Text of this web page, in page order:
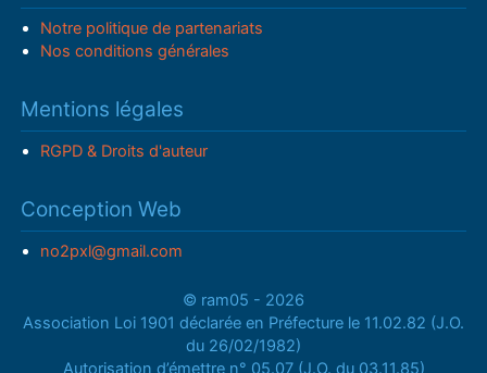
Notre politique de partenariats
Nos conditions générales
Mentions légales
RGPD & Droits d'auteur
Conception Web
no2pxl@gmail.com
© ram05 - 2026
Association Loi 1901 déclarée en Préfecture le 11.02.82 (J.O.
du 26/02/1982)
Autorisation d’émettre n° 05.07 (J.O. du 03.11.85)